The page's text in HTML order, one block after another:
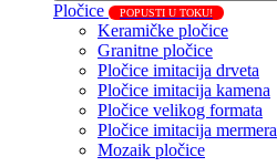
Pločice POPUSTI U TOKU!
Keramičke pločice
Granitne pločice
Pločice imitacija drveta
Pločice imitacija kamena
Pločice velikog formata
Pločice imitacija mermera
Mozaik pločice